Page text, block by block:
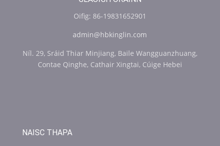
Oifig: 86-19831652901
admin@hbkinglin.com
Níl. 29, Sráid Thiar Minjiang, Baile Wangguanzhuang,
Contae Qinghe, Cathair Xingtai, Cúige Hebei
NAISC THAPA